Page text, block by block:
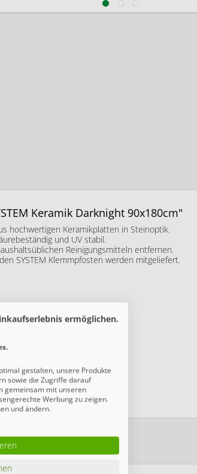
Keramik Darknight 90x180cm"
hochwertigen Keramikplatten in Steinoptik.
und UV stabil.
Reinigungsmitteln entfernen.
SYSTEM Klemmpfosten werden mitgeliefert.
ermöglichen.
gestalten, unsere Produkte
sowie die Zugriffe darauf
gemeinsam mit unseren
Werbung zu zeigen.
und ändern.